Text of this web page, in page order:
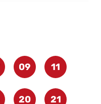
09 11
20 21